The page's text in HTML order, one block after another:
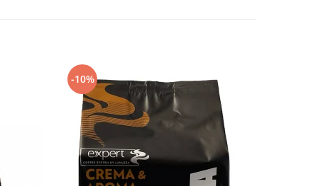
-10%